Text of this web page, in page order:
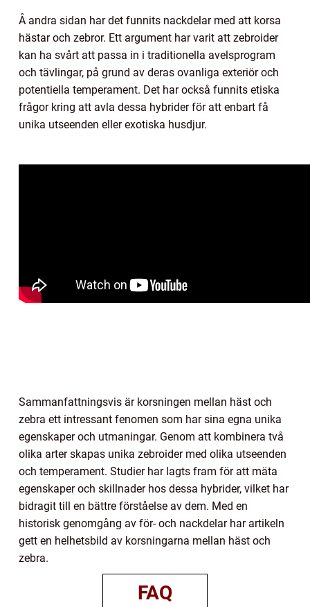
Å andra sidan har det funnits nackdelar med att korsa
hästar och zebror. Ett argument har varit att zebroider
kan ha svårt att passa in i traditionella avelsprogram
och tävlingar, på grund av deras ovanliga exteriör och
potentiella temperament. Det har också funnits etiska
frågor kring att avla dessa hybrider för att enbart få
unika utseenden eller exotiska husdjur.
Sammanfattningsvis är korsningen mellan häst och
zebra ett intressant fenomen som har sina egna unika
egenskaper och utmaningar. Genom att kombinera två
olika arter skapas unika zebroider med olika utseenden
och temperament. Studier har lagts fram för att mäta
egenskaper och skillnader hos dessa hybrider, vilket har
bidragit till en bättre förståelse av dem. Med en
historisk genomgång av för- och nackdelar har artikeln
gett en helhetsbild av korsningarna mellan häst och
zebra.
FAQ